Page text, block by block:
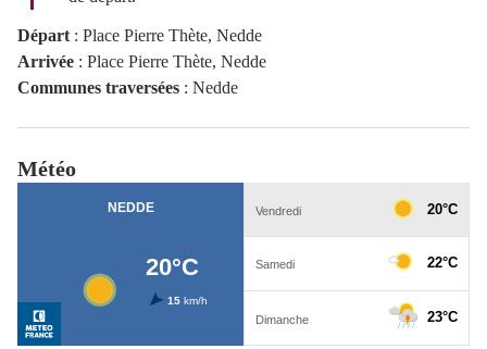
Départ : Place Pierre Thète, Nedde
Arrivée : Place Pierre Thète, Nedde
Communes traversées : Nedde
Météo